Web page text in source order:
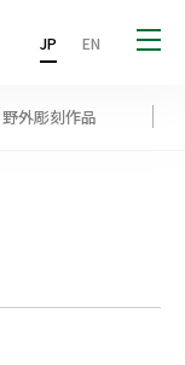
JP EN
野外彫刻作品